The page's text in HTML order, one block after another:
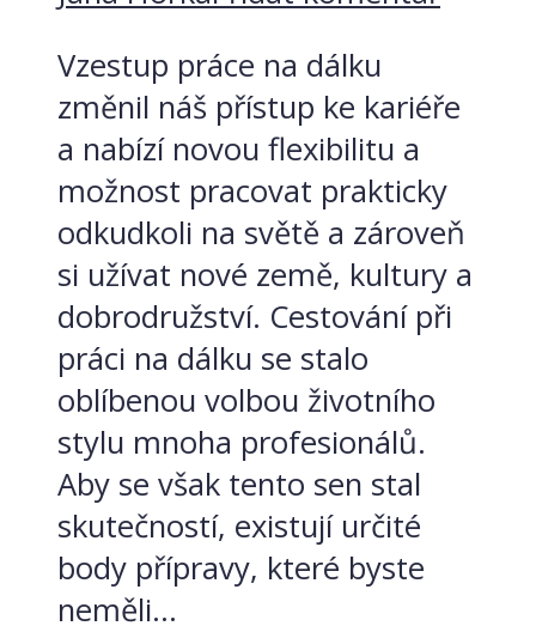
Vzestup práce na dálku
změnil náš přístup ke kariéře
a nabízí novou flexibilitu a
možnost pracovat prakticky
odkudkoli na světě a zároveň
si užívat nové země, kultury a
dobrodružství. Cestování při
práci na dálku se stalo
oblíbenou volbou životního
stylu mnoha profesionálů.
Aby se však tento sen stal
skutečností, existují určité
body přípravy, které byste
neměli...